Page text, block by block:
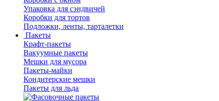
Упаковка для сэндвичей
Коробки для тортов
Подложки, ленты, тарталетки
Пакеты
Крафт-пакеты
Вакуумные пакеты
Мешки для мусора
Пакеты-майки
Кондитерские мешки
Пакеты для льда